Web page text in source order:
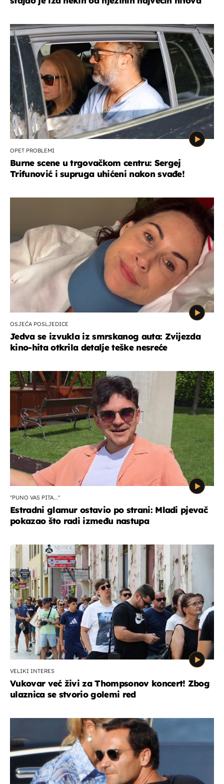
OPET PROBLEMI
Burne scene u trgovačkom centru: Sergej
Trifunović i supruga uhićeni nakon svađe!
OSJEĆA POSLJEDICE
Jedva se izvukla iz smrskanog auta: Zvijezda
kino-hita otkrila detalje teške nesreće
"PUNO VAS PITA..."
Estradni glamur ostavio po strani: Mladi pjevač
pokazao što radi između nastupa
VELIKI INTERES
Vukovar već živi za Thompsonov koncert! Zbog
ulaznica se stvorio golemi red